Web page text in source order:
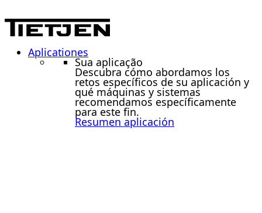
Aplicationes
Sua aplicação
Descubra cómo abordamos los
retos específicos de su aplicación y
qué máquinas y sistemas
recomendamos específicamente
para este fin.
Resumen aplicación